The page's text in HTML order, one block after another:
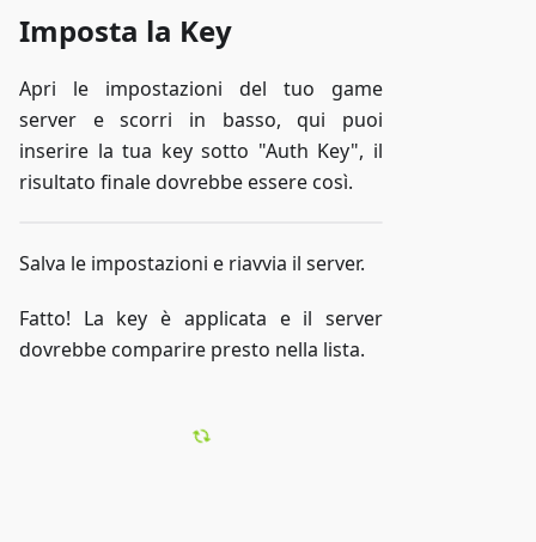
Imposta la Key
Apri le impostazioni del tuo game
server e scorri in basso, qui puoi
inserire la tua key sotto "Auth Key", il
risultato finale dovrebbe essere così.
Salva le impostazioni e riavvia il server.
Fatto! La key è applicata e il server
dovrebbe comparire presto nella lista.